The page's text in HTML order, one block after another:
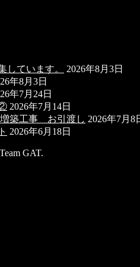
しています。
2026年8月3日
年8月3日
年7月24日
2026年7月14日
増築工事 お引渡し 2026年7月8
2026年6月18日
GAT.